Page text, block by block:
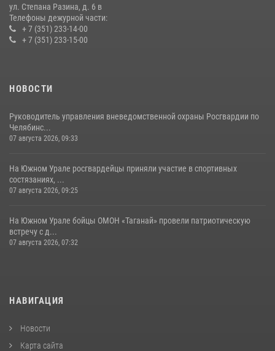
ул. Степана Разина, д. 6 в
Телефоны дежурной части:
+ 7 (351) 233-14-00
+ 7 (351) 233-15-00
НОВОСТИ
Руководитель управления вневедомственной охраны Росгвардии по
Челябинс...
07 августа 2026, 09:33
На Южном Урале росгвардейцы приняли участие в спортивных
состязаниях, ...
07 августа 2026, 09:25
На Южном Урале бойцы ОМОН «Таганай» провели патриотическую
встречу с д...
07 августа 2026, 07:32
НАВИГАЦИЯ
Новости
Карта сайта